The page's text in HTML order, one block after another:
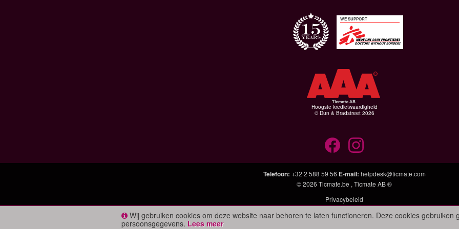
WE SUPPORT
Hoogste kredietwaardigheid
© Dun & Bradstreet 2026
Telefoon: +32 2 588 59 56 E-mail: helpdesk@ticmate.com
© 2026 Ticmate.be , Ticmate AB ®
Privacybeleid
Wij gebruiken cookies om deze website naar behoren te laten functioneren. Deze cookies gebruiken
persoonsgegevens. Lees meer